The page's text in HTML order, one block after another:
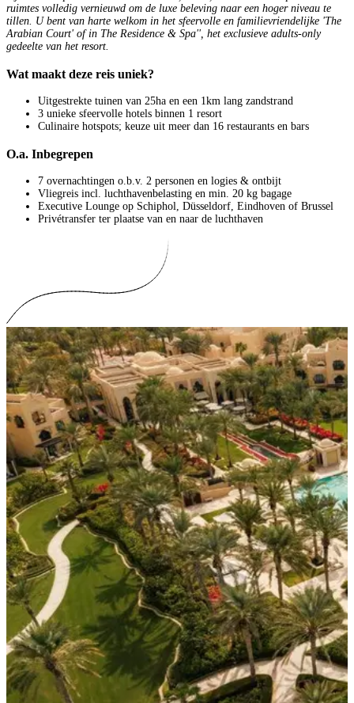
ruimtes volledig vernieuwd om de luxe beleving naar een hoger niveau te
tillen. U bent van harte welkom in het sfeervolle en familievriendelijke 'The
Arabian Court' of in The Residence & Spa'', het exclusieve adults-only
gedeelte van het resort.
Wat maakt deze reis uniek?
Uitgestrekte tuinen van 25ha en een 1km lang zandstrand
3 unieke sfeervolle hotels binnen 1 resort
Culinaire hotspots; keuze uit meer dan 16 restaurants en bars
O.a. Inbegrepen
7 overnachtingen o.b.v. 2 personen en logies & ontbijt
Vliegreis incl. luchthavenbelasting en min. 20 kg bagage
Executive Lounge op Schiphol, Düsseldorf, Eindhoven of Brussel
Privétransfer ter plaatse van en naar de luchthaven